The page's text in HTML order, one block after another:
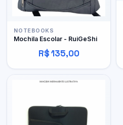
NOTEBOOKS
Mochila Escolar - RuiGeShi
R$ 135,00